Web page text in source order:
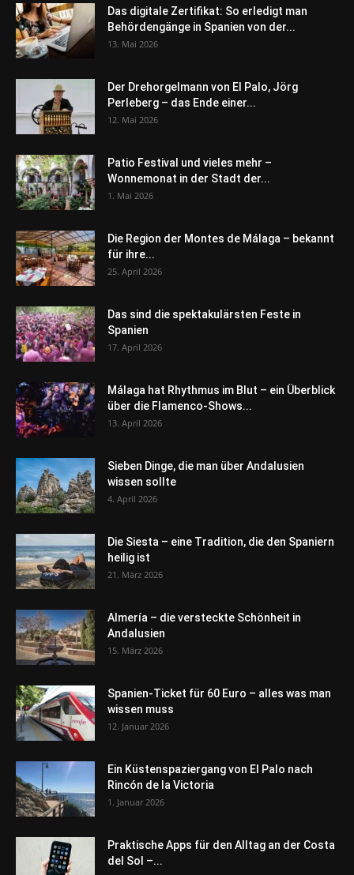
Das digitale Zertifikat: So erledigt man
Behördengänge in Spanien von der...
13. Mai 2026
Der Drehorgelmann von El Palo, Jörg
Perleberg – das Ende einer...
12. Mai 2026
Patio Festival und vieles mehr –
Wonnemonat in der Stadt der...
1. Mai 2026
Die Region der Montes de Málaga – bekannt
für ihre...
25. April 2026
Das sind die spektakulärsten Feste in
Spanien
17. April 2026
Málaga hat Rhythmus im Blut – ein Überblick
über die Flamenco-Shows...
13. April 2026
Sieben Dinge, die man über Andalusien
wissen sollte
4. April 2026
Die Siesta – eine Tradition, die den Spaniern
heilig ist
21. März 2026
Almería – die versteckte Schönheit in
Andalusien
15. März 2026
Spanien-Ticket für 60 Euro – alles was man
wissen muss
12. Januar 2026
Ein Küstenspaziergang von El Palo nach
Rincón de la Victoria
1. Januar 2026
Praktische Apps für den Alltag an der Costa
del Sol –...